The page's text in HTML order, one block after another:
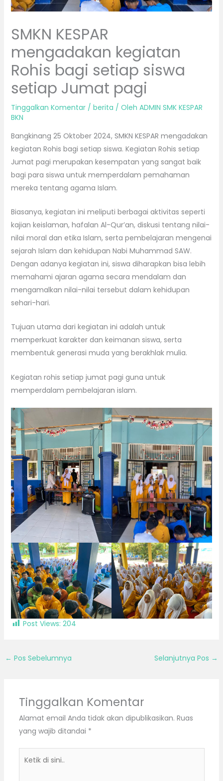
SMKN KESPAR
mengadakan kegiatan
Rohis bagi setiap siswa
setiap Jumat pagi
Tinggalkan Komentar / berita / Oleh ADMIN SMK KESPAR
BKN
Bangkinang 25 Oktober 2024, SMKN KESPAR mengadakan
kegiatan Rohis bagi setiap siswa. Kegiatan Rohis setiap
Jumat pagi merupakan kesempatan yang sangat baik
bagi para siswa untuk memperdalam pemahaman
mereka tentang agama Islam.
Biasanya, kegiatan ini meliputi berbagai aktivitas seperti
kajian keislaman, hafalan Al-Qur’an, diskusi tentang nilai-
nilai moral dan etika Islam, serta pembelajaran mengenai
sejarah Islam dan kehidupan Nabi Muhammad SAW.
Dengan adanya kegiatan ini, siswa diharapkan bisa lebih
memahami ajaran agama secara mendalam dan
mengamalkan nilai-nilai tersebut dalam kehidupan
sehari-hari.
Tujuan utama dari kegiatan ini adalah untuk
memperkuat karakter dan keimanan siswa, serta
membentuk generasi muda yang berakhlak mulia.
Kegiatan rohis setiap jumat pagi guna untuk
memperdalam pembelajaran islam.
Post Views: 204
← Pos Sebelumnya Selanjutnya Pos →
Tinggalkan Komentar
Alamat email Anda tidak akan dipublikasikan. Ruas
yang wajib ditandai *